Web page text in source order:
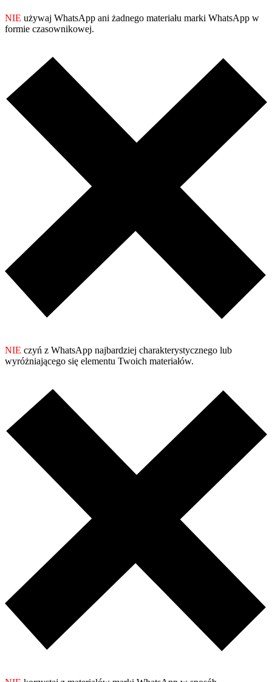
NIE używaj WhatsApp ani żadnego materiału marki WhatsApp w
formie czasownikowej.
NIE czyń z WhatsApp najbardziej charakterystycznego lub
wyróżniającego się elementu Twoich materiałów.